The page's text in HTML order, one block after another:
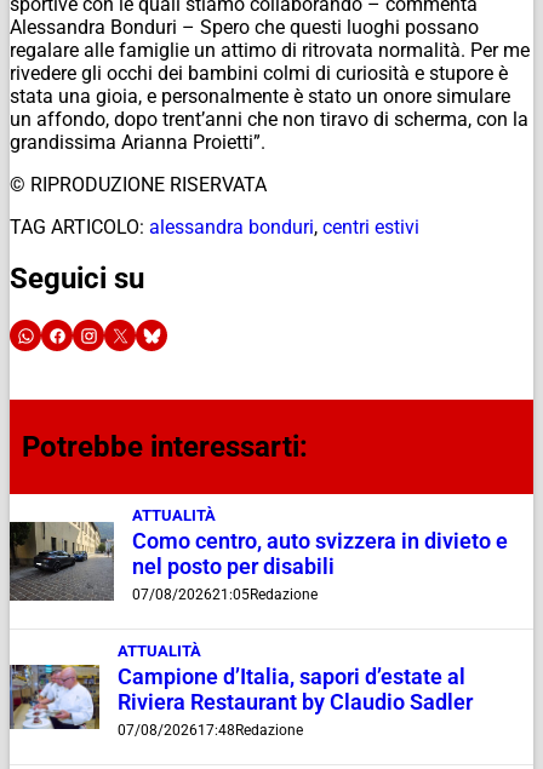
Alessandra Bonduri – Spero che questi luoghi possano
regalare alle famiglie un attimo di ritrovata normalità. Per me
rivedere gli occhi dei bambini colmi di curiosità e stupore è
stata una gioia, e personalmente è stato un onore simulare
un affondo, dopo trent’anni che non tiravo di scherma, con la
grandissima Arianna Proietti”.
© RIPRODUZIONE RISERVATA
TAG ARTICOLO: alessandra bonduri, centri estivi
Seguici su
Potrebbe interessarti:
ATTUALITÀ
Como centro, auto svizzera in divieto e
nel posto per disabili
07/08/202621:05Redazione
ATTUALITÀ
Campione d’Italia, sapori d’estate al
Riviera Restaurant by Claudio Sadler
07/08/202617:48 Redazione